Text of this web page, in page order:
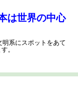
は世界の中心
明系にスポットをあて
。